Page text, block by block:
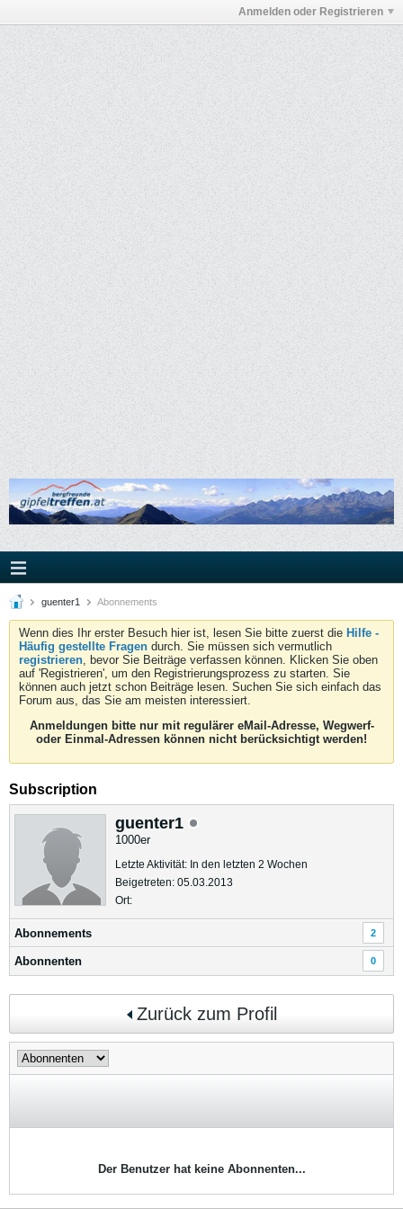
Anmelden oder Registrieren
guenter1 Abonnements
Wenn dies Ihr erster Besuch hier ist, lesen Sie bitte zuerst die Hilfe -
Häufig gestellte Fragen durch. Sie müssen sich vermutlich
registrieren, bevor Sie Beiträge verfassen können. Klicken Sie oben
auf 'Registrieren', um den Registrierungsprozess zu starten. Sie
können auch jetzt schon Beiträge lesen. Suchen Sie sich einfach das
Forum aus, das Sie am meisten interessiert.
Anmeldungen bitte nur mit regulärer eMail-Adresse, Wegwerf-
oder Einmal-Adressen können nicht berücksichtigt werden!
Subscription
guenter1
1000er
Letzte Aktivität: In den letzten 2 Wochen
Beigetreten: 05.03.2013
Ort:
Abonnements 2
Abonnenten 0
Zurück zum Profil
Der Benutzer hat keine Abonnenten...